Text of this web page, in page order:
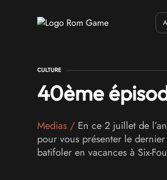
CULTURE
40ème
Medias/ En ce 2 juillet de
pour vous présenter le
batifoler en vacances à Six-